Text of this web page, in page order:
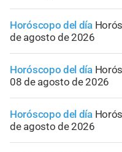
Horóscopo del día
de agosto de 2026
Horóscopo del día
08 de agosto de 2026
Horóscopo del día
de agosto de 2026